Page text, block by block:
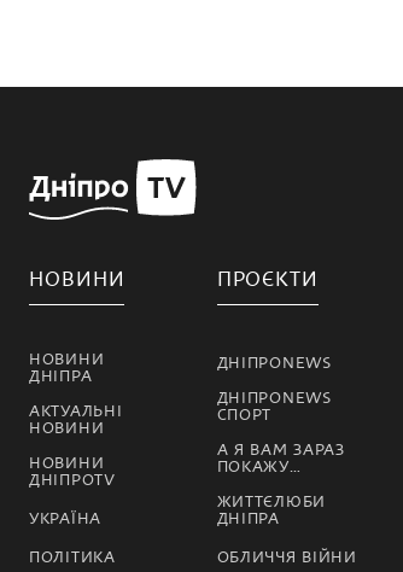
НОВИНИ
НОВИНИ
ДНІПРА
АКТУАЛЬНІ
НОВИНИ
НОВИНИ
ДНІПРОTV
УКРАЇНА
ПОЛІТИКА
ПРОЄКТИ
ДНІПРОNEWS
ДНІПРОNEWS
СПОРТ
А Я ВАМ ЗАРАЗ
ПОКАЖУ…
ЖИТТЄЛЮБИ
ДНІПРА
ОБЛИЧЧЯ ВІЙНИ